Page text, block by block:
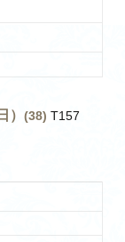
） (38) T157